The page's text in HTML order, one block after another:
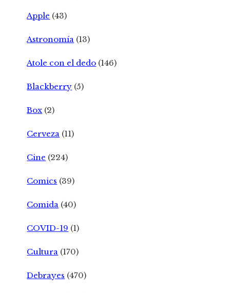
Apple (43)
Astronomía (13)
Atole con el dedo (146)
Blackberry (5)
Box (2)
Cerveza (11)
Cine (224)
Comics (39)
Comida (40)
COVID-19 (1)
Cultura (170)
Debrayes (470)